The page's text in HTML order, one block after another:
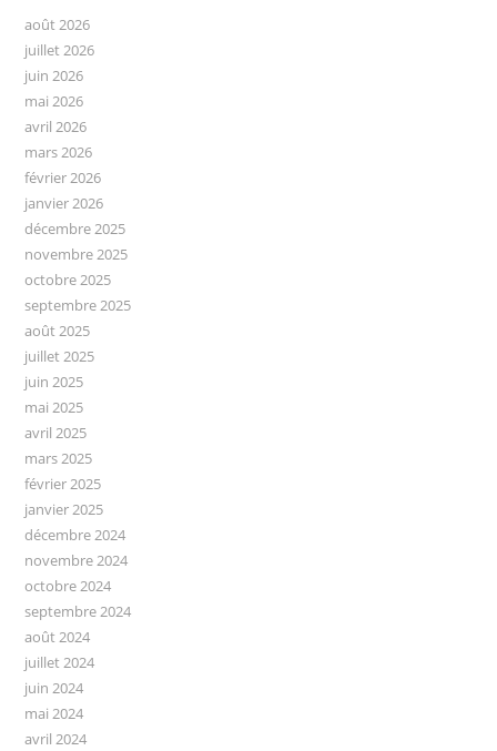
août 2026
juillet 2026
juin 2026
mai 2026
avril 2026
mars 2026
février 2026
janvier 2026
décembre 2025
novembre 2025
octobre 2025
septembre 2025
août 2025
juillet 2025
juin 2025
mai 2025
avril 2025
mars 2025
février 2025
janvier 2025
décembre 2024
novembre 2024
octobre 2024
septembre 2024
août 2024
juillet 2024
juin 2024
mai 2024
avril 2024